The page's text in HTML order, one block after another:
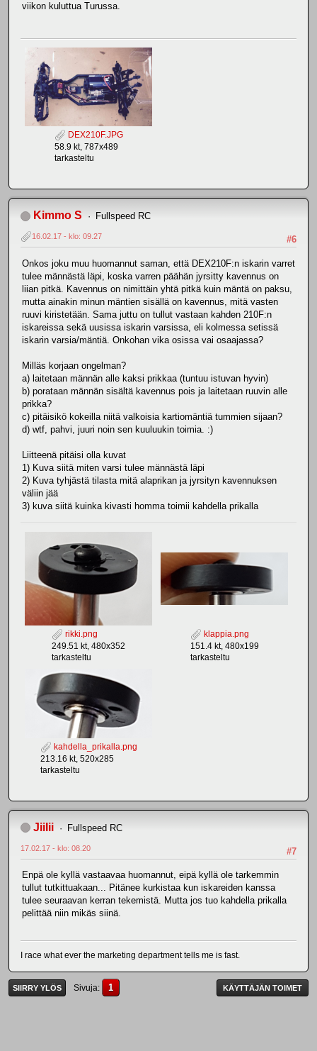
viikon kuluttua Turussa.
DEX210F.JPG
58.9 kt, 787x489
tarkasteltu
Kimmo S Fullspeed RC
#6
16.02.17 - klo: 09.27
Onkos joku muu huomannut saman, että DEX210F:n iskarin varret
tulee männästä läpi, koska varren päähän jyrsitty kavennus on
liian pitkä. Kavennus on nimittäin yhtä pitkä kuin mäntä on paksu,
mutta ainakin minun mäntien sisällä on kavennus, mitä vasten
ruuvi kiristetään. Sama juttu on tullut vastaan kahden 210F:n
iskareissa sekä uusissa iskarin varsissa, eli kolmessa setissä
iskarin varsia/mäntiä. Onkohan vika osissa vai osaajassa?
Milläs korjaan ongelman?
a) laitetaan männän alle kaksi prikkaa (tuntuu istuvan hyvin)
b) porataan männän sisältä kavennus pois ja laitetaan ruuvin alle
prikka?
c) pitäisikö kokeilla niitä valkoisia kartiomäntiä tummien sijaan?
d) wtf, pahvi, juuri noin sen kuuluukin toimia. :)
Liitteenä pitäisi olla kuvat
1) Kuva siitä miten varsi tulee männästä läpi
2) Kuva tyhjästä tilasta mitä alaprikan ja jyrsityn kavennuksen
väliin jää
3) kuva siitä kuinka kivasti homma toimii kahdella prikalla
rikki.png
249.51 kt, 480x352
tarkasteltu
klappia.png
151.4 kt, 480x199
tarkasteltu
kahdella_prikalla.png
213.16 kt, 520x285
tarkasteltu
JiiIii Fullspeed RC
#7
17.02.17 - klo: 08.20
Enpä ole kyllä vastaavaa huomannut, eipä kyllä ole tarkemmin
tullut tutkittuakaan... Pitänee kurkistaa kun iskareiden kanssa
tulee seuraavan kerran tekemistä. Mutta jos tuo kahdella prikalla
pelittää niin mikäs siinä.
I race what ever the marketing department tells me is fast.
SIIRRY YLÖS Sivuja 1 KÄYTTÄJÄN TOIMET